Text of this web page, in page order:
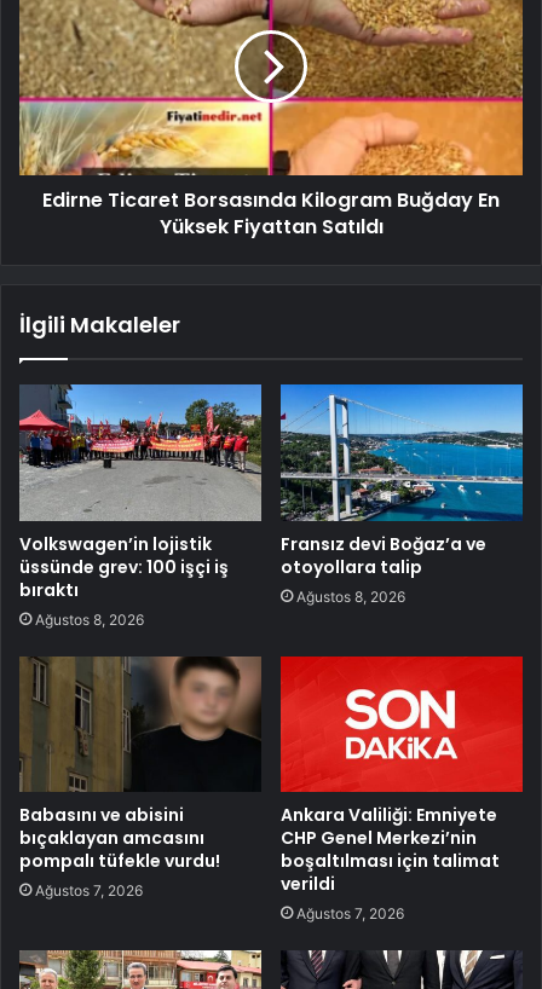
Edirne Ticaret Borsasında Kilogram Buğday En
Yüksek Fiyattan Satıldı
İlgili Makaleler
Volkswagen’in lojistik
üssünde grev: 100 işçi iş
bıraktı
Ağustos 8, 2026
Fransız devi Boğaz’a ve
otoyollara talip
Ağustos 8, 2026
Babasını ve abisini
bıçaklayan amcasını
pompalı tüfekle vurdu!
Ağustos 7, 2026
Ankara Valiliği: Emniyete
CHP Genel Merkezi’nin
boşaltılması için talimat
verildi
Ağustos 7, 2026